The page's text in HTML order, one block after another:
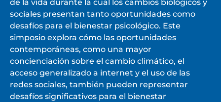
de la vida durante la cual los cambios biológicos y
sociales presentan tanto oportunidades como
desafíos para el bienestar psicológico. Este
simposio explora cómo las oportunidades
contemporáneas, como una mayor
concienciación sobre el cambio climático, el
acceso generalizado a internet y el uso de las
redes sociales, también pueden representar
desafíos significativos para el bienestar